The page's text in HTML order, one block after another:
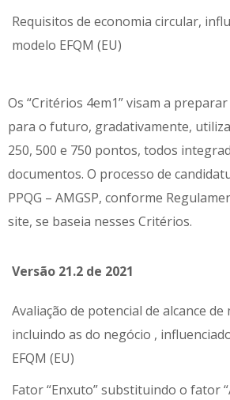
Requisitos de economia circular,
modelo EFQM (EU)
Os “Critérios 4em1” visam a
para o futuro, gradativamente,
250, 500 e 750 pontos, todos
documentos. O processo de
PPQG – AMGSP, conforme
site, se baseia nesses Critérios.
Versão 21.2 de 2021
Avaliação de potencial de alcance
incluindo as do negócio ,
EFQM (EU)
Fator “Enxuto” substituindo o fator